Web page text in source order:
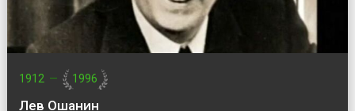
1912 — 1996
Лев Ошанин